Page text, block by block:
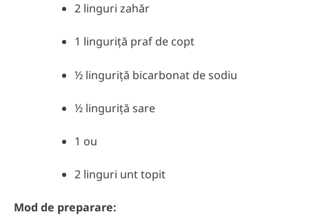
2 linguri zahăr
1 linguriță praf de copt
½ linguriță bicarbonat de sodiu
½ linguriță sare
1 ou
2 linguri unt topit
Mod de preparare: